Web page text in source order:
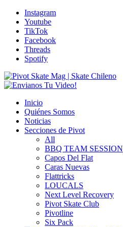
Instagram
Youtube
TikTok
Facebook
Threads
Spotify
Inicio
Quiénes Somos
Noticias
Secciones de Pivot
All
BBQ TEAM SESSION
Capos Del Flat
Caras Nuevas
Flattricks
LOUCALS
Next Level Recovery
Pivot Skate Club
Pivotline
Six Pack